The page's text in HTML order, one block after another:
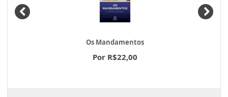
Os Mandamentos
Por R$22,00